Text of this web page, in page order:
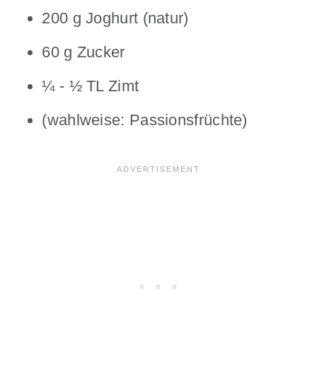
200 g Joghurt (natur)
60 g Zucker
¼ - ½ TL Zimt
(wahlweise: Passionsfrüchte)